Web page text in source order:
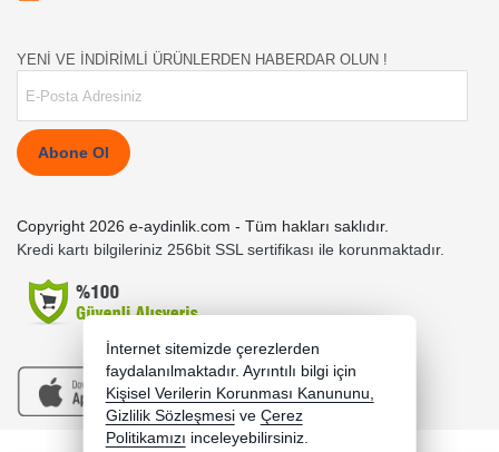
YENİ VE İNDİRİMLİ ÜRÜNLERDEN HABERDAR OLUN !
Abone Ol
Copyright 2026 e-aydinlik.com - Tüm hakları saklıdır.
Kredi kartı bilgileriniz 256bit SSL sertifikası ile korunmaktadır.
İnternet sitemizde çerezlerden
faydalanılmaktadır. Ayrıntılı bilgi için
Kişisel Verilerin Korunması Kanununu,
Gizlilik Sözleşmesi ve Çerez
Politikamızı inceleyebilirsiniz.